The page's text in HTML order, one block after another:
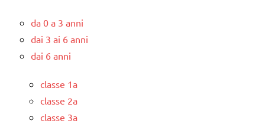
da 0 a 3 anni
dai 3 ai 6 anni
dai 6 anni
classe 1a
classe 2a
classe 3a